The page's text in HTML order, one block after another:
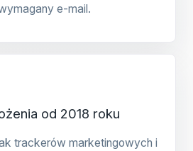
e-mail.
od 2018 roku
trackerów marketingowych i